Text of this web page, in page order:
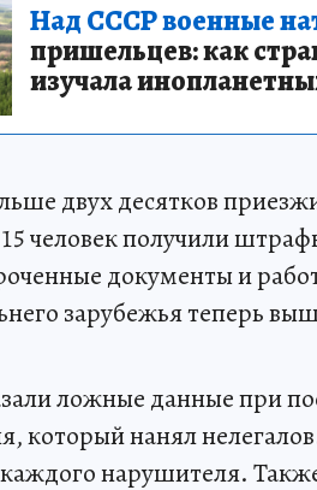
Над СССР военные
пришельцев: как
изучала
двух десятков
человек получили
документы и
зарубежья теперь
ложные данные при
который нанял
каждого нарушителя.